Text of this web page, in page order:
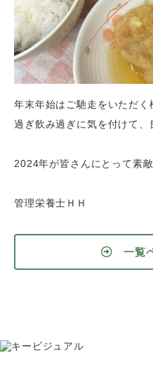
年末年始はご馳走をいただ
過ぎ飲み過ぎに気を付けて
2024年が皆さんにとって素
管理栄養士ＨＨ
一覧